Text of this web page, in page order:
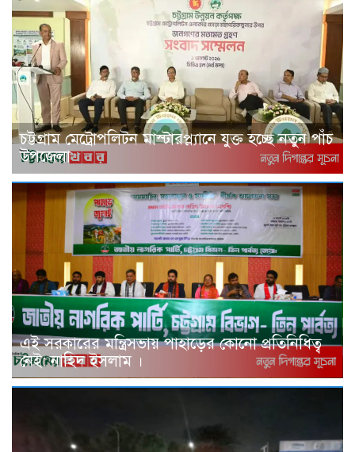
চট্টগ্রাম মেট্রোপলিটন মাস্টারপ্ল্যানে যুক্ত হচ্ছে নতুন পাঁচ
উপজেলা
এই সরকারের মন্ত্রিসভায় পাহাড়ের কোনো প্রতিনিধিত্ব
নেই: নাহিদ ইসলাম ।